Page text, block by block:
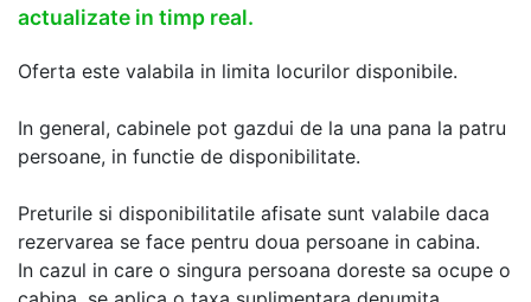
actualizate in timp real.
Oferta este valabila in limita locurilor disponibile.
In general, cabinele pot gazdui de la una pana la patru
persoane, in functie de disponibilitate.
Preturile si disponibilitatile afisate sunt valabile daca
rezervarea se face pentru doua persoane in cabina.
In cazul in care o singura persoana doreste sa ocupe o